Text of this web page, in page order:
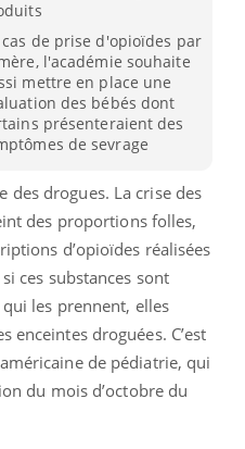
cas de prise d'opioïdes par
l'académie souhaite
mettre en place une
des bébés dont
présenteraient des
de sevrage
drogues. La crise des
des proportions folles,
d’opioïdes réalisées
ces substances sont
les prennent, elles
enceintes droguées. C’est
de pédiatrie, qui
du mois d’octobre du